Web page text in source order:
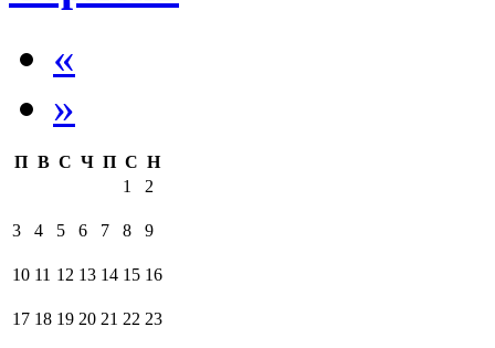
«
»
П В С Ч П С Н
1
2
3 4 5 6 7 8 9
10 11 12 13 14 15 16
17 18 19 20 21 22 23